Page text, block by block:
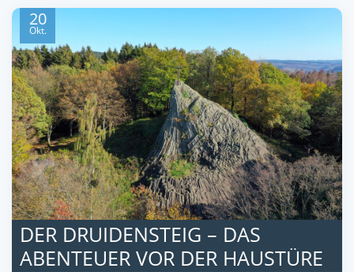
20
Okt.
DER DRUIDENSTEIG – DAS
ABENTEUER VOR DER HAUSTÜRE